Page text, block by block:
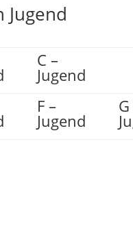
C –
Jugend
F –
Jugend